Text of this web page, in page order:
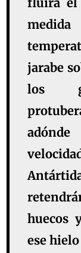
jarabe
los
huecos
ese